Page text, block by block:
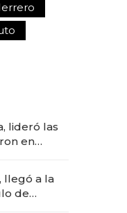
lideró las
en
llegó a la
de